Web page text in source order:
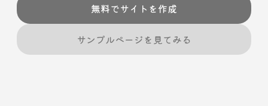
無料でサイトを作成
サンプルページを見てみる